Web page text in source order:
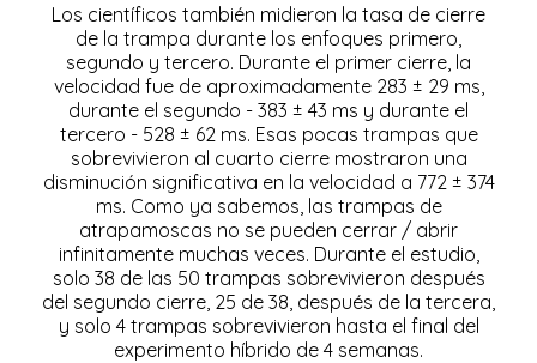
Los científicos también midieron la tasa de cierre
de la trampa durante los enfoques primero,
segundo y tercero. Durante el primer cierre, la
velocidad fue de aproximadamente 283 ± 29 ms,
durante el segundo - 383 ± 43 ms y durante el
tercero - 528 ± 62 ms. Esas pocas trampas que
sobrevivieron al cuarto cierre mostraron una
disminución significativa en la velocidad a 772 ± 374
ms. Como ya sabemos, las trampas de
atrapamoscas no se pueden cerrar / abrir
infinitamente muchas veces. Durante el estudio,
solo 38 de las 50 trampas sobrevivieron después
del segundo cierre, 25 de 38, después de la tercera,
y solo 4 trampas sobrevivieron hasta el final del
experimento híbrido de 4 semanas.